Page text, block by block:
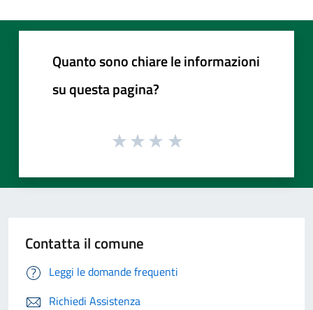
Quanto sono chiare le informazioni
su questa pagina?
Contatta il comune
Leggi le domande frequenti
Richiedi Assistenza